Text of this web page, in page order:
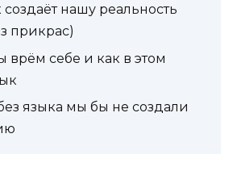
создаёт нашу реальность
прикрас)
врём себе и как в этом
языка мы бы не создали